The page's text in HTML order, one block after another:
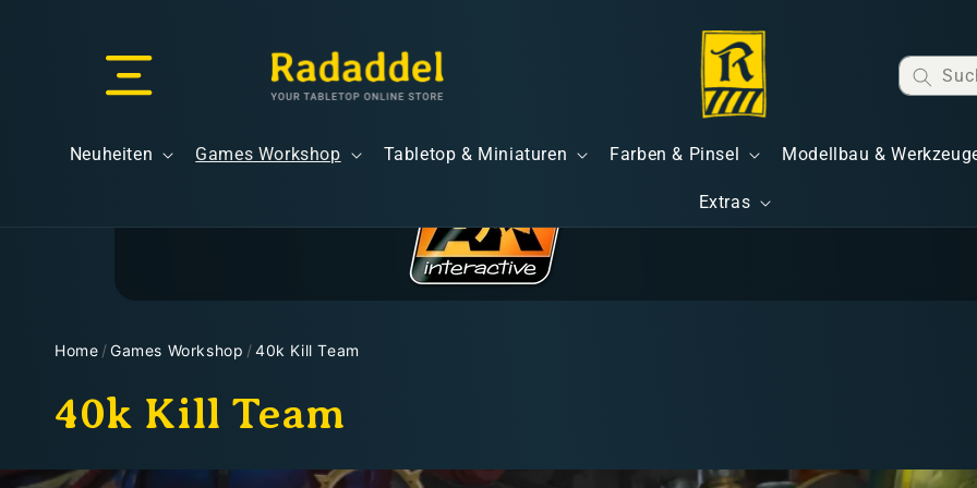
Neuheiten Games Workshop Tabletop & Miniaturen Farben & Pinsel Modellbau &
Extras
Home /Games Workshop /40k Kill Team
K
a
40k Kill Team